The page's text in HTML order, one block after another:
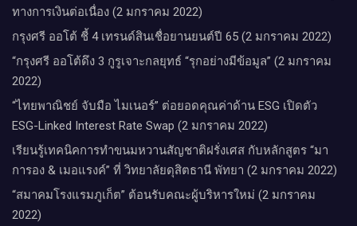
ทางการเงินต่อเนื่อง (2 มกราคม 2022)
กรุงศรี ออโต้ ชี้ 4 เทรนด์สินเชื่อยานยนต์ปี 65 (2 มกราคม 2022)
“กรุงศรี ออโต้ดึง 3 กูรูเจาะกลยุทธ์ “รุกอย่างมีข้อมูล” (2 มกราคม
2022)
“ไทยพาณิชย์ จับมือ ไมเนอร์” ต่อยอดคุณค่าด้าน ESG เปิดตัว
ESG-Linked Interest Rate Swap (2 มกราคม 2022)
เรียนรู้เทคนิคการทำขนมหวานสัญชาติฝรั่งเศส กับหลักสูตร “มา
การอง & เมอแรงค์” ที่ วิทยาลัยดุสิตธานี พัทยา (2 มกราคม 2022)
“สมาคมโรงแรมภูเก็ต” ต้อนรับคณะผู้บริหารใหม่ (2 มกราคม
2022)